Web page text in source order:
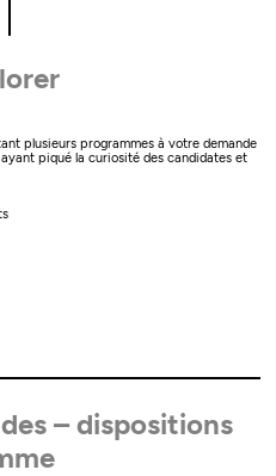
plusieurs programmes à votre demande
ayant piqué la curiosité des candidates et
– dispositions